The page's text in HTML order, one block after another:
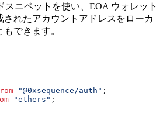
スニペットを使い、EOA ウォレット
されたアカウントアドレスをローカ
できます。
"@0xsequence/auth" ;
"ethers" ;